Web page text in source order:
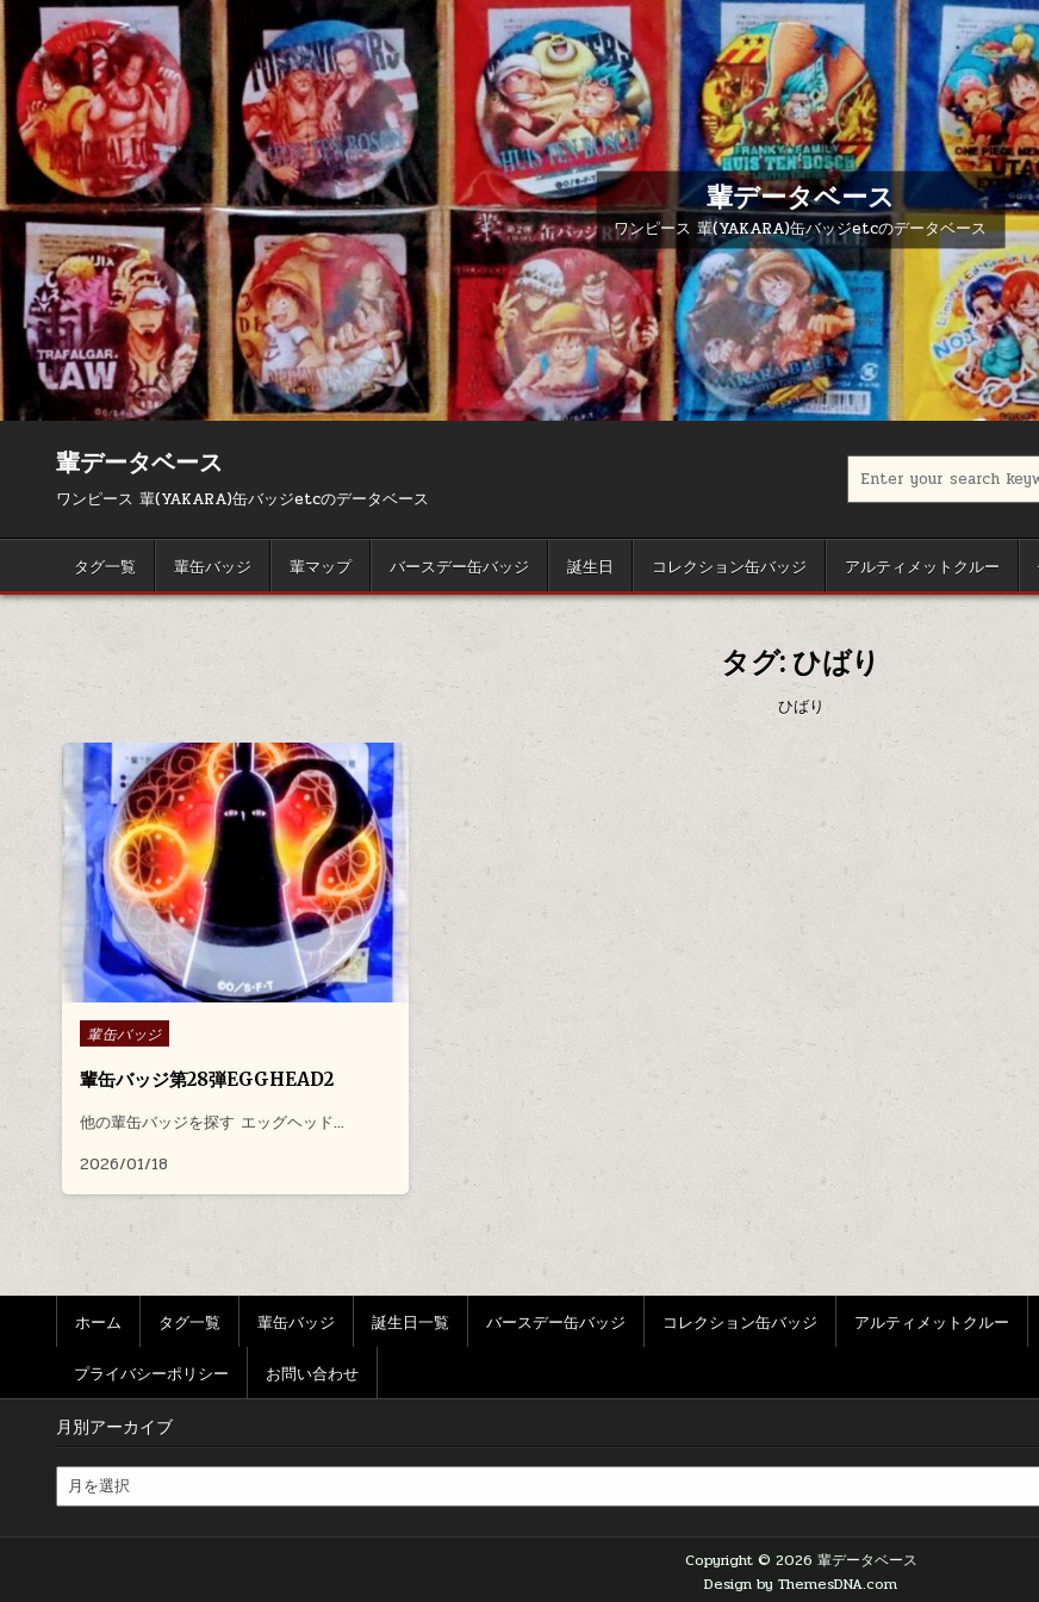
Skip to content
輩データベース
ワンピース 輩(YAKARA)缶バッジetcのデータベース
輩データベース
ワンピース 輩(YAKARA)缶バッジetcのデータベース
タグ一覧 輩缶バッジ 輩マップ バースデー缶バッジ 誕生日 コレクション缶バッジ アルティメットクルー
タグ:ひばり
ひばり
Posted in
輩缶バッジ
輩缶バッジ第28弾EGGHEAD2
他の輩缶バッジを探す エッグヘッド…
2026/01/18
ホーム タグ一覧 輩缶バッジ 誕生日一覧 バースデー缶バッジ コレクション缶バッジ アルティメットクルー
プライバシーポリシー お問い合わせ
月別アーカイブ
月別アーカイブ
Copyright © 2026 輩データベース
Design by ThemesDNA.com